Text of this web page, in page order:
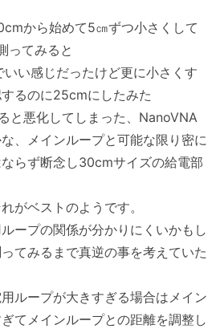
から始めて5㎝ずつ小さくして
ってみると
い感じだったけど更に小さくす
るのに25cmにしたみた
と悪化してしまった、NanoVNA
、メインループと可能な限り密に
らず断念し30cmサイズの給電部
がベストのようです。
ープの関係が分かりにくいかもし
てみるまで真逆の事を考えていた
ループが大きすぎる場合はメイン
てメインループとの距離を調整し